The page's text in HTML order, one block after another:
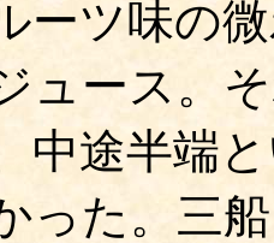
ーツ味の
ュース。
中途半端
った。三